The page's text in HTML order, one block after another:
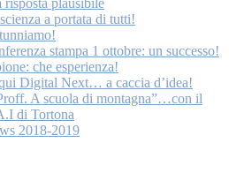
risposta plausibile
a portata di tutti!
stampa 1 ottobre: un successo!
che esperienza!
Digital Next… a caccia d’idea!
A scuola di montagna”…con il
di Tortona
2018-2019